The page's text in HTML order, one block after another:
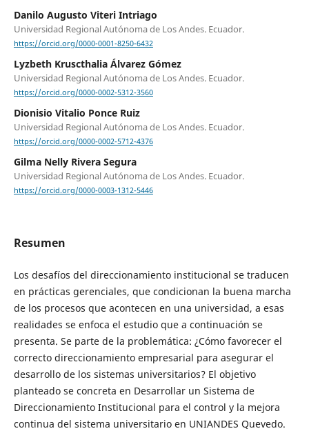
Danilo Augusto Viteri Intriago
Universidad Regional Autónoma de Los Andes. Ecuador.
https://orcid.org/0000-0001-8250-6432
Lyzbeth Kruscthalia Álvarez Gómez
Universidad Regional Autónoma de Los Andes. Ecuador.
https://orcid.org/0000-0002-5312-3560
Dionisio Vitalio Ponce Ruiz
Universidad Regional Autónoma de Los Andes. Ecuador.
https://orcid.org/0000-0002-5712-4376
Gilma Nelly Rivera Segura
Universidad Regional Autónoma de Los Andes. Ecuador.
https://orcid.org/0000-0003-1312-5446
Resumen
Los desafíos del direccionamiento institucional se traducen
en prácticas gerenciales, que condicionan la buena marcha
de los procesos que acontecen en una universidad, a esas
realidades se enfoca el estudio que a continuación se
presenta. Se parte de la problemática: ¿Cómo favorecer el
correcto direccionamiento empresarial para asegurar el
desarrollo de los sistemas universitarios? El objetivo
planteado se concreta en Desarrollar un Sistema de
Direccionamiento Institucional para el control y la mejora
continua del sistema universitario en UNIANDES Quevedo.